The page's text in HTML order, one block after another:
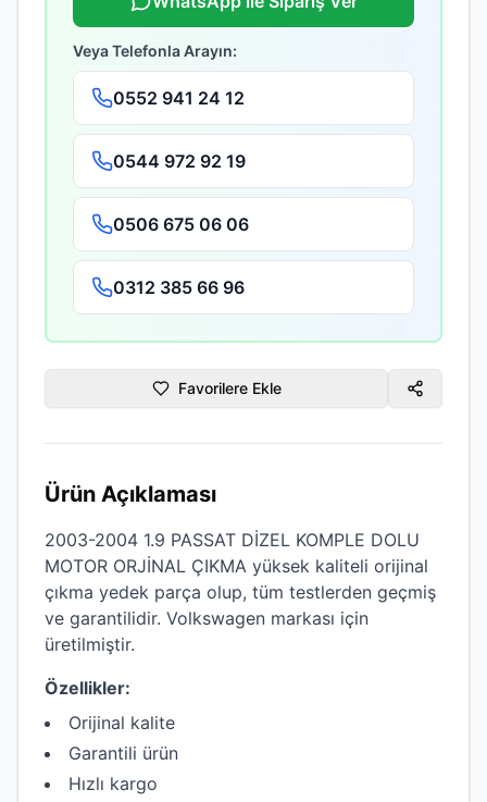
Veya Telefonla Arayın:
0552 941 24 12
0544 972 92 19
0506 675 06 06
0312 385 66 96
Favorilere Ekle
Ürün Açıklaması
2003-2004 1.9 PASSAT DİZEL KOMPLE DOLU
MOTOR ORJİNAL ÇIKMA yüksek kaliteli orijinal
çıkma yedek parça olup, tüm testlerden geçmiş
ve garantilidir. Volkswagen markası için
üretilmiştir.
Özellikler:
Orijinal kalite
Garantili ürün
Hızlı kargo